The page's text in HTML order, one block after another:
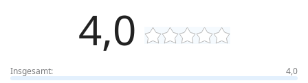
4,0
Insgesamt: 4,0